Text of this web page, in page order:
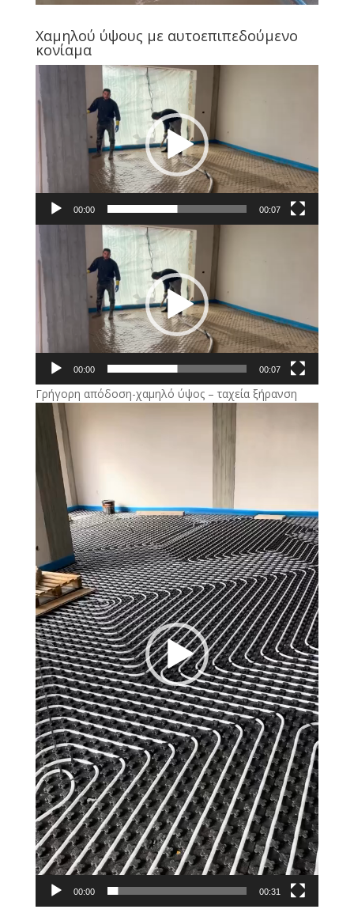
Χαμηλού ύψους με αυτοεπιπεδούμενο
κονίαμα
Πρόγραμμα
Αναπαραγωγής
Βίντεο
00:00 00:07
Πρόγραμμα
Αναπαραγωγής
Βίντεο
00:00 00:07
Γρήγορη απόδοση-χαμηλό ύψος – ταχεία ξήρανση
Πρόγραμμα
Αναπαραγωγής
Βίντεο
00:00 00:31